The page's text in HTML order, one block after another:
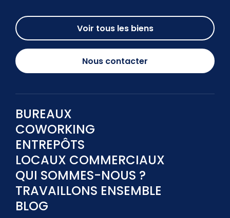
Voir tous les biens
Nous contacter
BUREAUX
COWORKING
ENTREPÔTS
LOCAUX COMMERCIAUX
QUI SOMMES-NOUS ?
TRAVAILLONS ENSEMBLE
BLOG